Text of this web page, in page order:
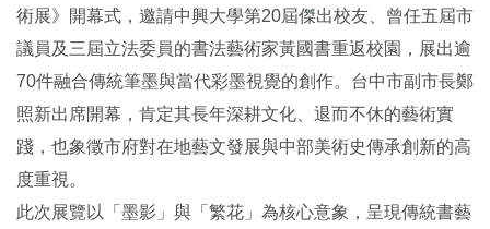
術展》開幕式，邀請中興大學第20屆傑出校友、曾任五屆市
議員及三屆立法委員的書法藝術家黃國書重返校園，展出逾
70件融合傳統筆墨與當代彩墨視覺的創作。台中市副市長鄭
照新出席開幕，肯定其長年深耕文化、退而不休的藝術實
踐，也象徵市府對在地藝文發展與中部美術史傳承創新的高
度重視。
此次展覽以「墨影」與「繁花」為核心意象，呈現傳統書藝